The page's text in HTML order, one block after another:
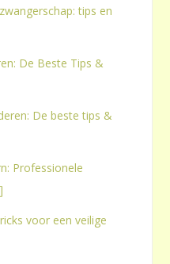
tips en
De Beste Tips &
De beste tips &
Professionele
voor een veilige